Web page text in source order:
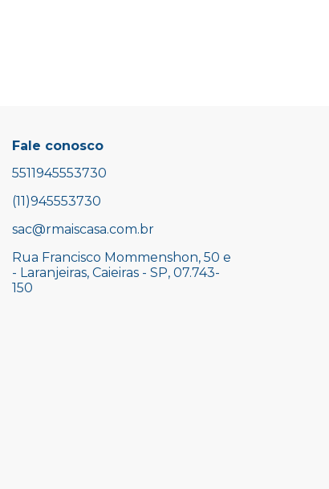
Fale conosco
5511945553730
(11)945553730
sac@rmaiscasa.com.br
Rua Francisco Mommenshon, 50 e
- Laranjeiras, Caieiras - SP, 07.743-
150